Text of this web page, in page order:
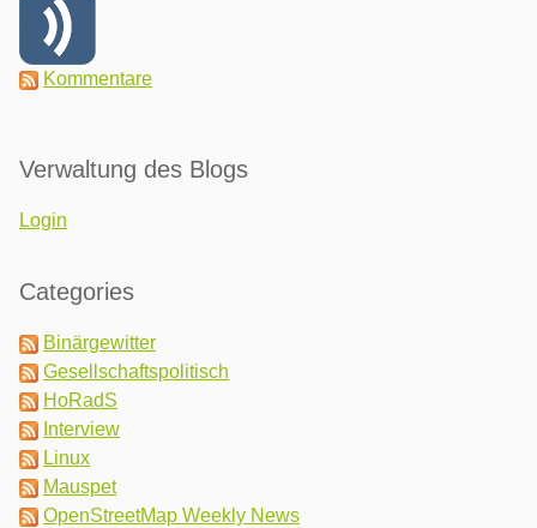
Kommentare
Verwaltung des Blogs
Login
Categories
Binärgewitter
Gesellschaftspolitisch
HoRadS
Interview
Linux
Mauspet
OpenStreetMap Weekly News